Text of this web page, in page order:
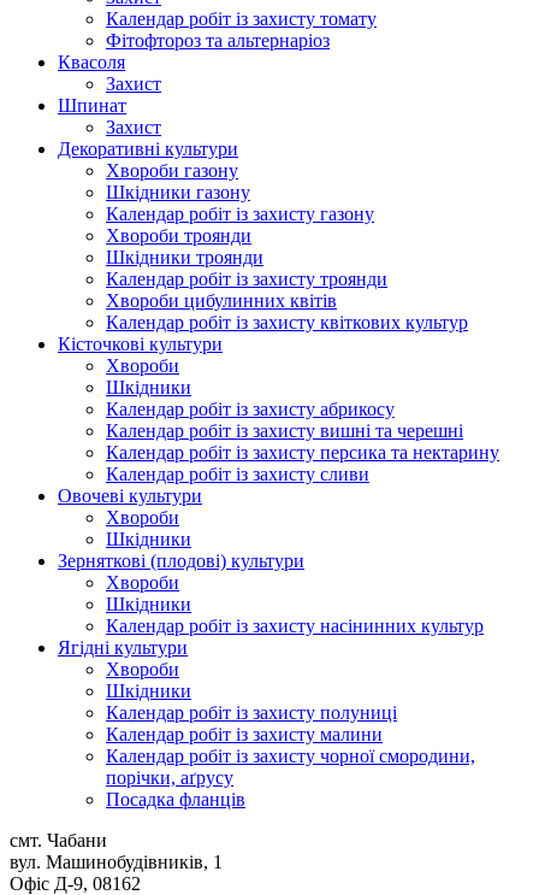
Календар робіт із захисту томату
Фітофтороз та альтернаріоз
Квасоля
Захист
Шпинат
Захист
Декоративні культури
Хвороби газону
Шкідники газону
Календар робіт із захисту газону
Хвороби троянди
Шкідники троянди
Календар робіт із захисту троянди
Хвороби цибулинних квітів
Календар робіт із захисту квіткових культур
Кісточкові культури
Хвороби
Шкідники
Календар робіт із захисту абрикосу
Календар робіт із захисту вишні та черешні
Календар робіт із захисту персика та нектарину
Календар робіт із захисту сливи
Овочеві культури
Хвороби
Шкідники
Зерняткові (плодові) культури
Хвороби
Шкідники
Календар робіт із захисту насінинних культур
Ягідні культури
Хвороби
Шкідники
Календар робіт із захисту полуниці
Календар робіт із захисту малини
Календар робіт із захисту чорної смородини,
порічки, аґрусу
Посадка фланців
смт. Чабани
вул. Машинобудівників, 1
Офіс Д-9, 08162